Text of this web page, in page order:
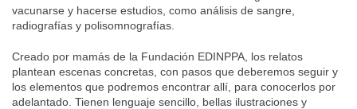
vacunarse y hacerse estudios, como análisis de sangre,
radiografías y polisomnografías.
Creado por mamás de la Fundación EDINPPA, los relatos
plantean escenas concretas, con pasos que deberemos seguir y
los elementos que podremos encontrar allí, para conocerlos por
adelantado. Tienen lenguaje sencillo, bellas ilustraciones y